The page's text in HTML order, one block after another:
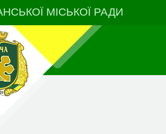
МІСЬКОЇ РАДИ